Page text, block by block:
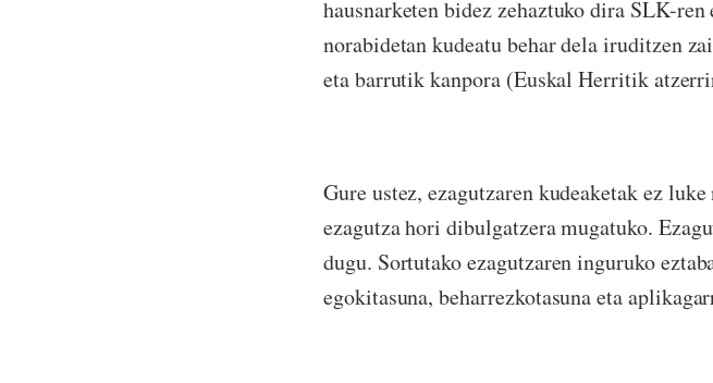
hausnarketen bidez zehaztuko dira SLK-
norabidetan kudeatu behar dela iruditzen
eta barrutik kanpora (Euskal Herritik
Gure ustez, ezagutzaren kudeaketak ez
ezagutza hori dibulgatzera mugatuko.
dugu. Sortutako ezagutzaren inguruko
egokitasuna, beharrezkotasuna eta